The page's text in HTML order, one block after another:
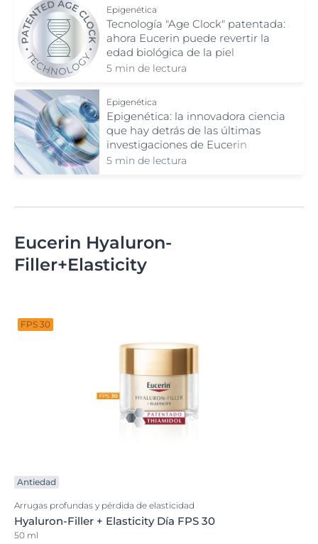
Epigenética
Tecnología "Age Clock" patentada:
ahora Eucerin puede revertir la
edad biológica de la piel
5 min de lectura
Epigenética
Epigenética: la innovadora ciencia
que hay detrás de las últimas
investigaciones de Eucerin
5 min de lectura
Eucerin Hyaluron-
Filler+Elasticity
FPS 30
Antiedad
Arrugas profundas y pérdida de elasticidad
Hyaluron-Filler + Elasticity Día FPS 30
50 ml